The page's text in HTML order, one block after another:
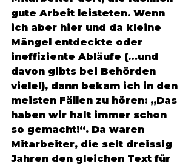
gute Arbeit leisteten. Wenn
ich aber hier und da kleine
Mängel entdeckte oder
ineffiziente Abläufe (…und
davon gibts bei Behörden
viele!), dann bekam ich in den
meisten Fällen zu hören: „Das
haben wir halt immer schon
so gemacht!“. Da waren
Mitarbeiter, die seit dreissig
Jahren den gleichen Text für